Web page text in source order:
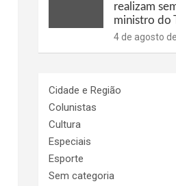
realizam
ministro do
4 de agosto
Cidade e Região
Colunistas
Cultura
Especiais
Esporte
Sem categoria